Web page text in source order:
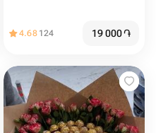
4.68 124 19 000֏